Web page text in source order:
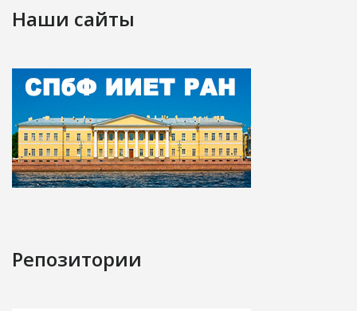
Наши сайты
Репозитории